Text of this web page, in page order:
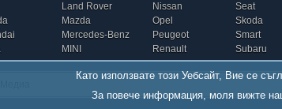
Land Rover
Mazda
Mercedes-Benz
MINI
Nissan
Opel
Peugeot
Renault
Seat
Skoda
Smart
Subaru
Като използвате този Уебсайт, Вие се
За повече информация, моля вижте